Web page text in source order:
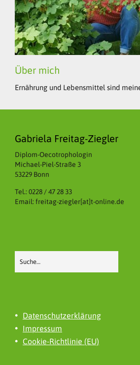
Über mich
Ernährung und Lebensmittel sind
Gabriela Freitag-Ziegler
Diplom-Oecotrophologin
Michael-Piel-Straße 3
53229 Bonn
Tel.: 0228 / 47 28 33
Email: freitag-ziegler[at]t-online.de
Datenschutzerklärung
Impressum
Cookie-Richtlinie (EU)